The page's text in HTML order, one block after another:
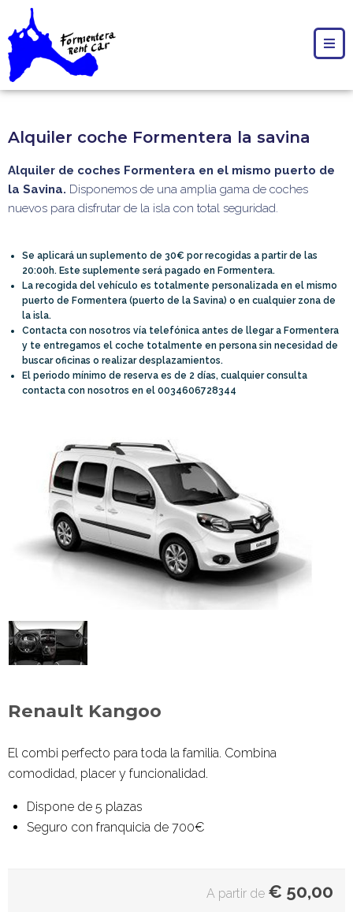
Alquiler coche Formentera la savina
Alquiler de coches Formentera en el mismo puerto de
la Savina. Disponemos de una amplia gama de coches
nuevos para disfrutar de la isla con total seguridad.
Se aplicará un suplemento de 30€ por recogidas a partir de las
20:00h. Este suplemente será pagado en Formentera.
La recogida del vehículo es totalmente personalizada en el mismo
puerto de Formentera (puerto de la Savina) o en cualquier zona de
la isla.
Contacta con nosotros vía telefónica antes de llegar a Formentera
y te entregamos el coche totalmente en persona sin necesidad de
buscar oficinas o realizar desplazamientos.
El periodo mínimo de reserva es de 2 días, cualquier consulta
contacta con nosotros en el 0034606728344
Renault Kangoo
El combi perfecto para toda la familia. Combina
comodidad, placer y funcionalidad.
Dispone de 5 plazas
Seguro con franquicia de 700€
A partir de € 50,00